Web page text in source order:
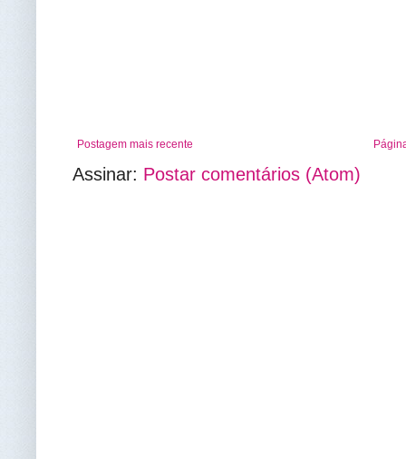
Postagem mais recente
Assinar: Postar comentários (Atom)